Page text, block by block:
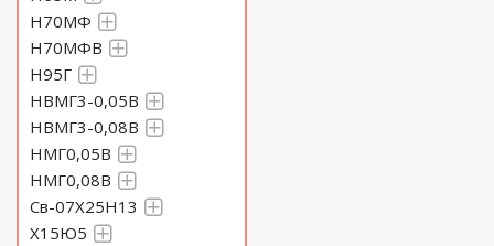
Н70МФ
Н70МФВ
Н95Г
НВМГ3-0,05В
НВМГ3-0,08В
НМГ0,05В
НМГ0,08В
Св-07Х25Н13
Х15Ю5